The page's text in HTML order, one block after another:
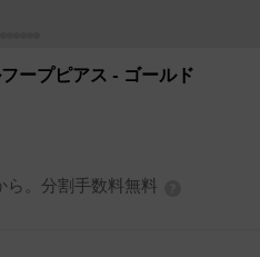
ープピアス - ゴールド
ら。分割手数料無料